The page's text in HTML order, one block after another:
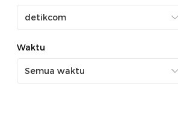
Waktu